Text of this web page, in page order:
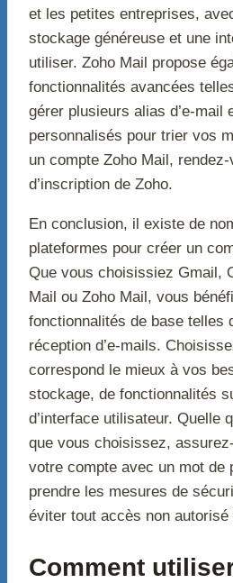
et les petites entreprises,
stockage généreuse et une
utiliser. Zoho Mail propose
fonctionnalités avancées
gérer plusieurs alias d’e-mail
personnalisés pour trier vos
un compte Zoho Mail,
d’inscription de Zoho.
En conclusion, il existe de
plateformes pour créer un
Que vous choisissiez Gmail,
Mail ou Zoho Mail, vous
fonctionnalités de base telles
réception d’e-mails.
correspond le mieux à vos
stockage, de fonctionnalités
d’interface utilisateur. Quelle
que vous choisissez,
votre compte avec un mot de
prendre les mesures de
éviter tout accès non
Comment